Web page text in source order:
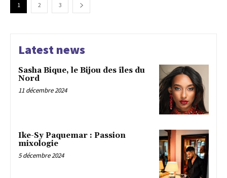
1 2 3
Latest news
Sasha Bique, le Bijou des îles du
Nord
11 décembre 2024
Ike-Sy Paquemar : Passion
mixologie
5 décembre 2024